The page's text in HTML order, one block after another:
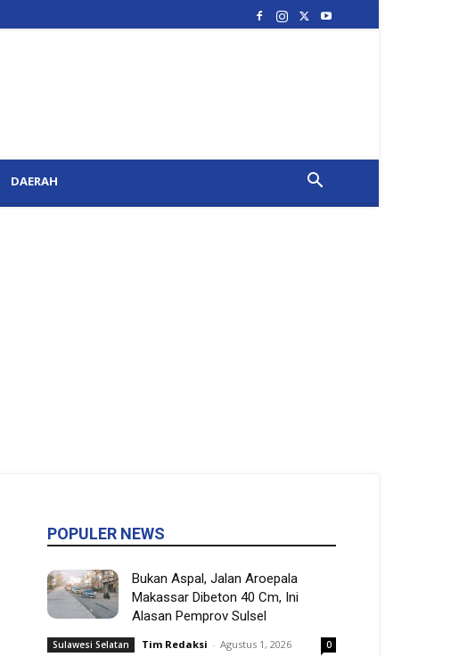
DAERAH
POPULER NEWS
Bukan Aspal, Jalan Aroepala
Makassar Dibeton 40 Cm, Ini
Alasan Pemprov Sulsel
Sulawesi Selatan Tim Redaksi - Agustus 1, 2026 0